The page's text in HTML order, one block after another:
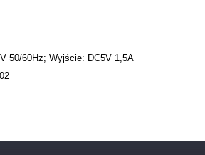
50/60Hz; Wyjście: DC5V 1,5A